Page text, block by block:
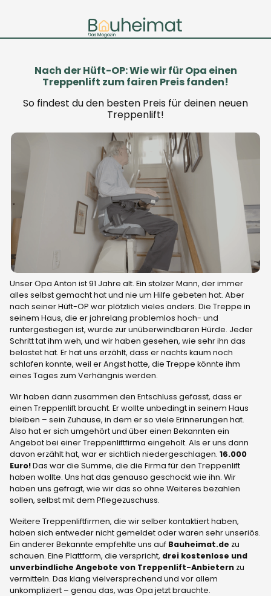
Nach der Hüft-OP: Wie wir für Opa einen
Treppenlift zum fairen Preis fanden!
So findest du den besten Preis für deinen neuen
Treppenlift!
Unser Opa Anton ist 91 Jahre alt. Ein stolzer Mann, der immer
alles selbst gemacht hat und nie um Hilfe gebeten hat. Aber
nach seiner Hüft-OP war plötzlich vieles anders. Die Treppe in
seinem Haus, die er jahrelang problemlos hoch- und
runtergestiegen ist, wurde zur unüberwindbaren Hürde. Jeder
Schritt tat ihm weh, und wir haben gesehen, wie sehr ihn das
belastet hat. Er hat uns erzählt, dass er nachts kaum noch
schlafen konnte, weil er Angst hatte, die Treppe könnte ihm
eines Tages zum Verhängnis werden.
Wir haben dann zusammen den Entschluss gefasst, dass er
einen Treppenlift braucht. Er wollte unbedingt in seinem Haus
bleiben – sein Zuhause, in dem er so viele Erinnerungen hat.
Also hat er sich umgehört und über einen Bekannten ein
Angebot bei einer Treppenliftfirma eingeholt. Als er uns dann
davon erzählt hat, war er sichtlich niedergeschlagen. 16.000
Euro!Das war die Summe, die die Firma für den Treppenlift
haben wollte. Uns hat das genauso geschockt wie ihn. Wir
haben uns gefragt, wie wir das so ohne Weiteres bezahlen
sollen, selbst mit dem Pflegezuschuss.
Weitere Treppenliftfirmen, die wir selber kontaktiert haben,
haben sich entweder nicht gemeldet oder waren sehr unseriös.
Ein anderer Bekannte empfehlte uns auf Bauheimat.de zu
schauen. Eine Plattform, die verspricht, drei kostenlose und
unverbindliche Angebote von Treppenlift-Anbietern zu
vermitteln. Das klang vielversprechend und vor allem
unkompliziert – genau das, was Opa jetzt brauchte.